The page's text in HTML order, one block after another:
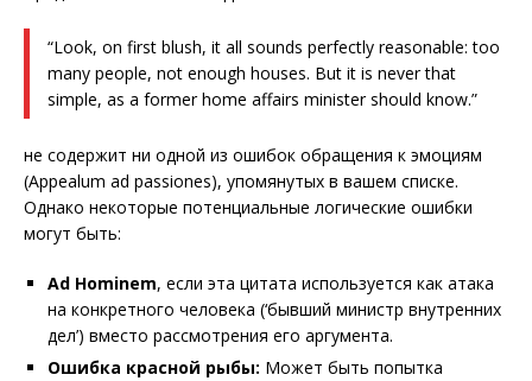
“Look, on first blush, it all sounds perfectly reasonable: too
many people, not enough houses. But it is never that
simple, as a former home affairs minister should know.”
не содержит ни одной из ошибок обращения к эмоциям
(Appealum ad passiones), упомянутых в вашем списке.
Однако некоторые потенциальные логические ошибки
могут быть:
Ad Hominem, если эта цитата используется как атака
на конкретного человека (‘бывший министр внутренних
дел’) вместо рассмотрения его аргумента.
Ошибка красной рыбы: Может быть попытка